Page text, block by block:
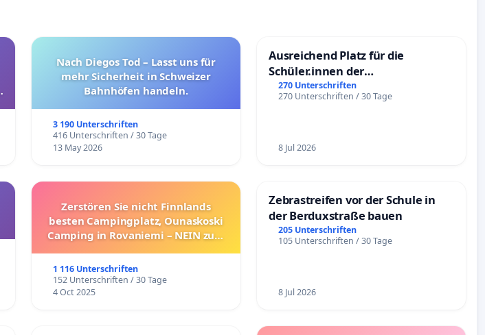
Nach Diegos Tod – Lasst uns für
mehr Sicherheit in Schweizer
Bahnhöfen handeln.
3 190 Unterschriften
416 Unterschriften / 30 Tage
13 May 2026
Ausreichend Platz für die
Schüler.innen der
Schönbergschule
270 Unterschriften
270 Unterschriften / 30 Tage
8 Jul 2026
Zerstören Sie nicht Finnlands
besten Campingplatz, Ounaskoski
Camping in Rovaniemi – NEIN zum
1 116 Unterschriften
152 Unterschriften / 30 Tage
4 Oct 2025
Zebrastreifen vor der Schule in
der Berduxstraße bauen
205 Unterschriften
105 Unterschriften / 30 Tage
8 Jul 2026